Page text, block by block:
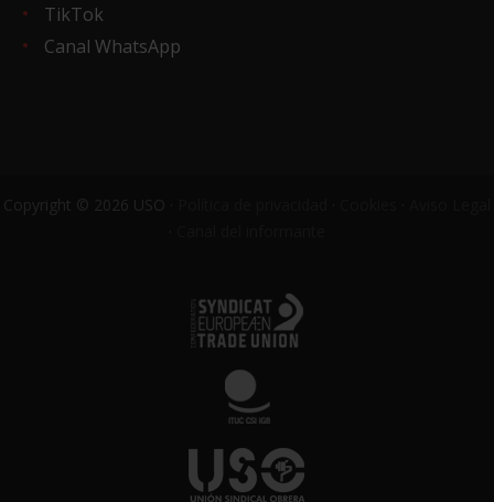
TikTok
Canal WhatsApp
Copyright © 2026 USO ·